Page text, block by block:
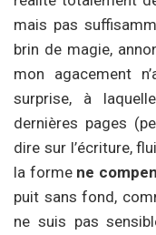
mais pas
brin de magie,
mon agacement
surprise, à
dernières pages
dire sur l’écriture,
la forme ne
puit sans fond,
ne suis pas